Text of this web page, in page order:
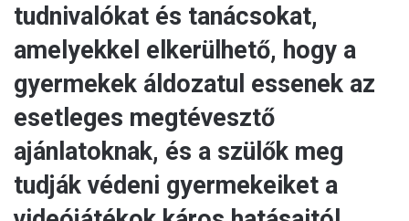
tudnivalókat és tanácsokat,
amelyekkel elkerülhető, hogy a
gyermekek áldozatul essenek az
esetleges megtévesztő
ajánlatoknak, és a szülők meg
tudják védeni gyermekeiket a